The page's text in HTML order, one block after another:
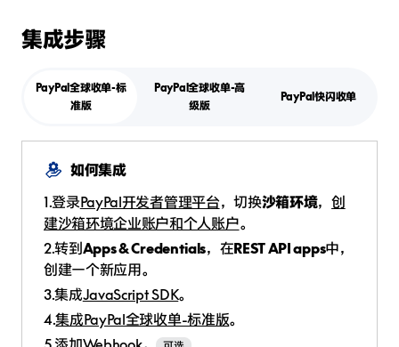
集成步骤
PayPal全球收单-标
准版
PayPal全球收单-高
级版
PayPal快闪收单
如何集成
1.登录PayPal开发者管理平台，切换沙箱环境，创
建沙箱环境企业账户和个人账户。
2.转到Apps & Credentials，在REST API apps中，
创建一个新应用。
3.集成JavaScript SDK。
4.集成PayPal全球收单-标准版。